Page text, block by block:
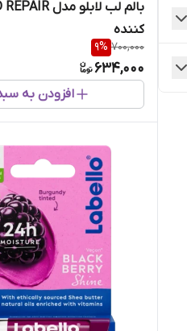
کننده
700,000
9%
634,000
افزودن به